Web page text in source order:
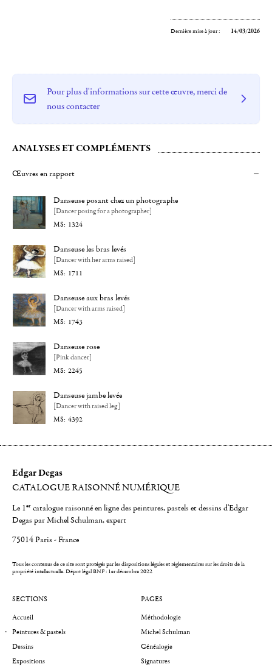
Dernière mise à jour : 14/03/2026
Pour plus d'informations sur cette œuvre, merci de
nous contacter
ANALYSES ET COMPLÉMENTS
Œuvres en rapport
Danseuse posant chez un photographe
[Dancer posing for a photographer]
1324
Danseuse les bras levés
[Dancer with her arms raised]
1711
Danseuse aux bras levés
[Dancer with arms raised]
1743
Danseuse rose
[Pink dancer]
2245
Danseuse jambe levée
[Dancer with raised leg]
4392
Edgar Degas
CATALOGUE RAISONNÉ NUMÉRIQUE
Le 1er catalogue raisonné en ligne des peintures, pastels et dessins d'Edgar
Degas par Michel Schulman, expert
75014 Paris - France
Tous les contenus de ce site sont protégés par les dispositions légales et réglementaires sur les droits de la
propriété intellectuelle.Dépot légal BNF : 1er décembre 2022
SECTIONS
Accueil
Peintures & pastels
Dessins
Expositions
PAGES
Méthodologie
Michel Schulman
Généalogie
Signatures